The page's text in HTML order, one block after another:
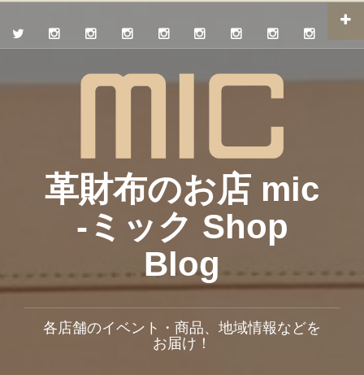
革財布のお店 mic
-ミック Shop
Blog
各店舗のイベント・商品、地域情報などを
お届け！